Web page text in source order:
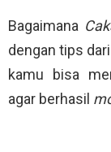
Bagaimana
dengan tips
kamu bisa
agar berhasil